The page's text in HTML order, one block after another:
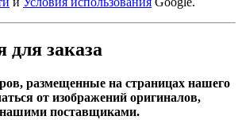
заказа
размещенные на страницах нашего
от изображений оригиналов,
поставщиками.